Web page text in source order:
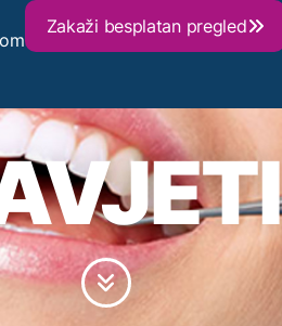
Zakaži besplatan pregled